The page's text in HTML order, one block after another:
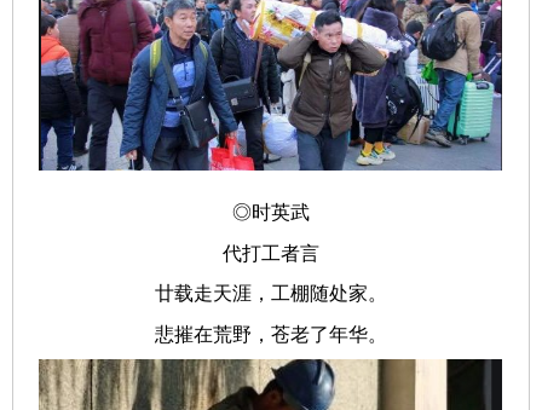
◎时英武
代打工者言
廿载走天涯，工棚随处家。
悲摧在荒野，苍老了年华。